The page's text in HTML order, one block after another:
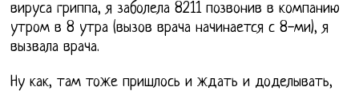
вируса гриппа, я заболела 8211 позвонив в компанию
утром в 8 утра (вызов врача начинается с 8-ми), я
вызвала врача.
Ну как, там тоже пришлось и ждать и доделывать,